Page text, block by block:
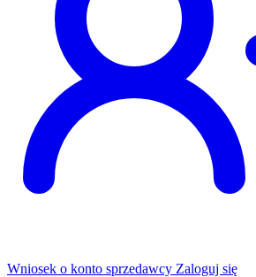
Wniosek o konto sprzedawcy Zaloguj się